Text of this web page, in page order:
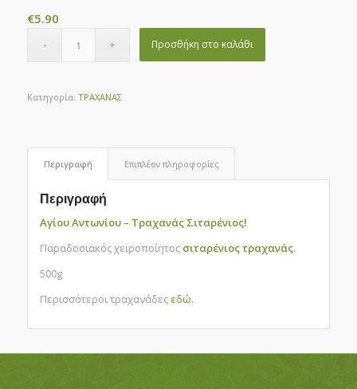
€5.90
Προσθήκη στο καλάθι
Κατηγορία: ΤΡΑΧΑΝΑΣ
Περιγραφή Επιπλέον πληροφορίες
Περιγραφή
Αγίου Αντωνίου – Τραχανάς Σιταρένιος!
Παραδοσιακός χειροποίητος σιταρένιος τραχανάς.
500g
Περισσότεροι τραχανάδες εδώ.